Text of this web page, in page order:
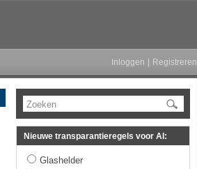
Inloggen Registreren
Zoeken
Nieuwe transparantieregels voor AI:
Glashelder